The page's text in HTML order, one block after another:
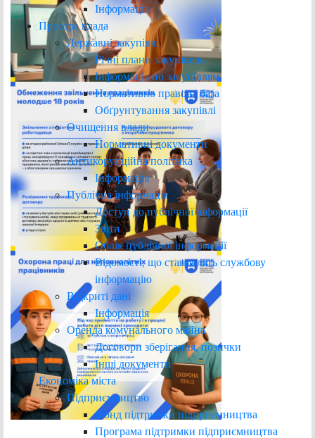
Інформація
Прозора влада
Державні закупівлі
Річні плани закупівель
Інформація по закупівлям
Нормативно правова база
Обґрунтування закупівлі
Очищення влади
Нормативні документи
Антикорупційна політика
Інформація
Публічна інформація
Доступ до публічної інформації
Звіти
Облік публічної інформації
Відомості, що становлять службову
інформацію
Відкриті дані
Інформація
Оренда комунального майна
Договори зберігання, позички
Інші документи
Економіка міста
Підприємництво
Фонд підтримки підприємництва
Програма підтримки підприємництва